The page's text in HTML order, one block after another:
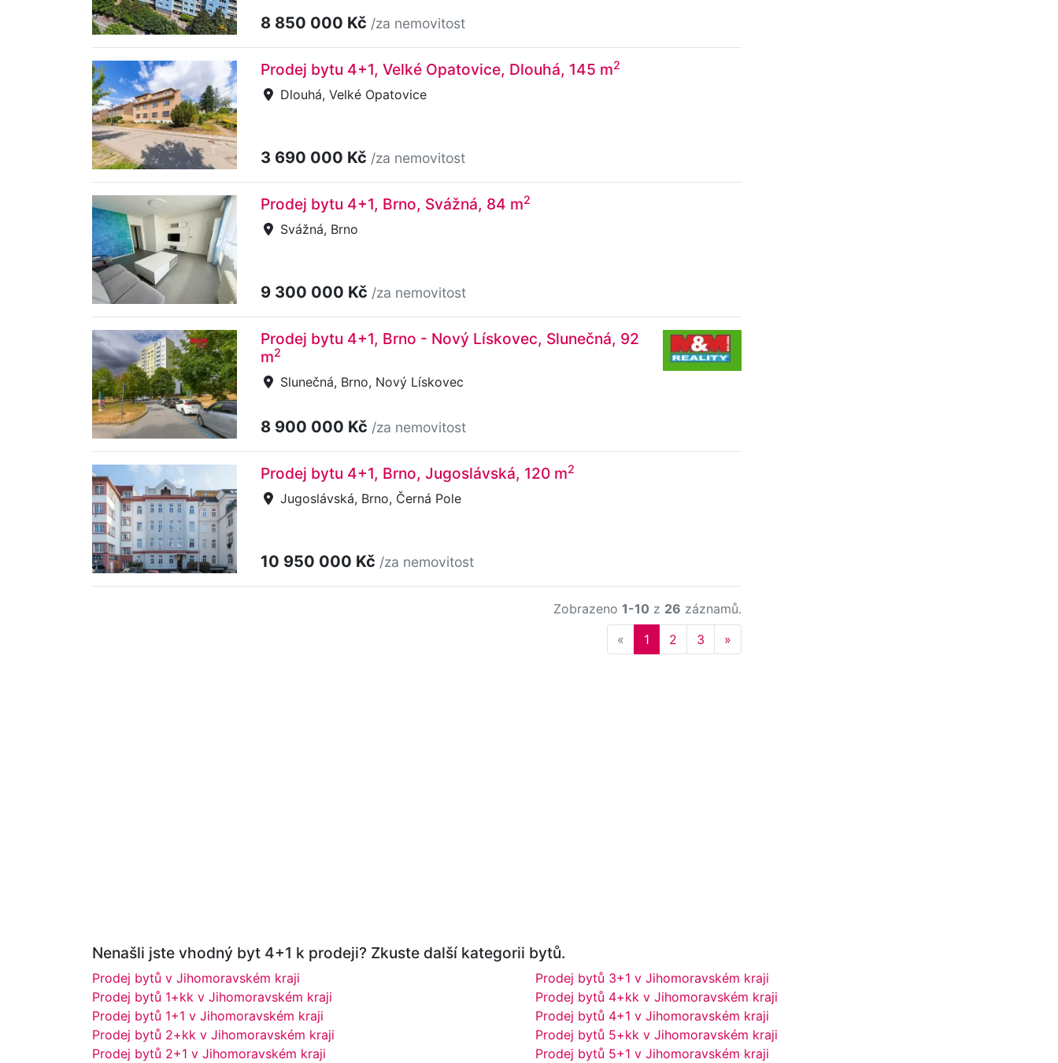
8 850 000 Kč /za nemovitost
Prodej bytu 4+1, Velké Opatovice, Dlouhá, 145 m2
Dlouhá, Velké Opatovice
3 690 000 Kč /za nemovitost
Prodej bytu 4+1, Brno, Svážná, 84 m2
Svážná, Brno
9 300 000 Kč /za nemovitost
Prodej bytu 4+1, Brno - Nový Lískovec, Slunečná, 92
m2
Slunečná, Brno, Nový Lískovec
8 900 000 Kč /za nemovitost
Prodej bytu 4+1, Brno, Jugoslávská, 120 m2
Jugoslávská, Brno, Černá Pole
10 950 000 Kč /za nemovitost
Zobrazeno 1-10 z 26 záznamů.
« Previous
1 2 3 »
Nenašli jste vhodný byt 4+1 k prodeji? Zkuste další kategorii bytů.
Prodej bytů v Jihomoravském kraji
Prodej bytů 1+kk v Jihomoravském kraji
Prodej bytů 1+1 v Jihomoravském kraji
Prodej bytů 2+kk v Jihomoravském kraji
Prodej bytů 2+1 v Jihomoravském kraji
Prodej bytů 3+1 v Jihomoravském kraji
Prodej bytů 4+kk v Jihomoravském kraji
Prodej bytů 4+1 v Jihomoravském kraji
Prodej bytů 5+kk v Jihomoravském kraji
Prodej bytů 5+1 v Jihomoravském kraji